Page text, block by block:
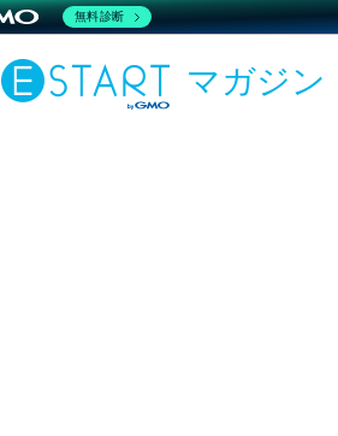
マガジン
無料診断